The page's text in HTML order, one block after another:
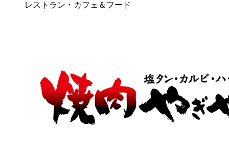
レストラン・カフェ＆フード